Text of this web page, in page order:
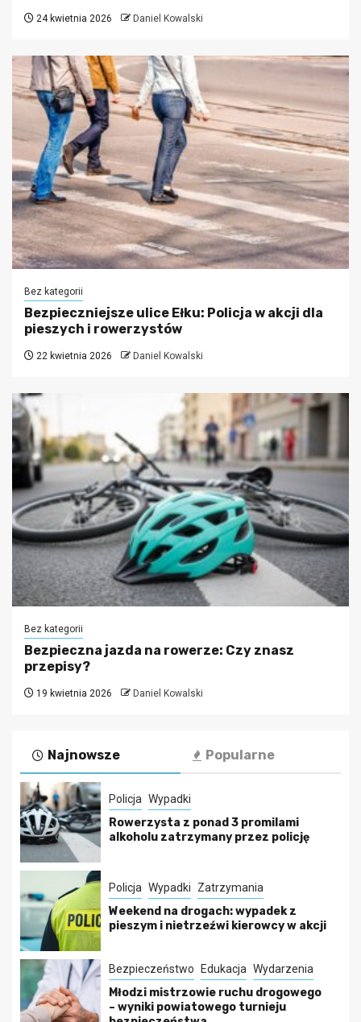
24 kwietnia 2026 Daniel Kowalski
Bez kategorii
Bezpieczniejsze ulice Ełku: Policja w akcji dla
pieszych i rowerzystów
22 kwietnia 2026 Daniel Kowalski
Bez kategorii
Bezpieczna jazda na rowerze: Czy znasz
przepisy?
19 kwietnia 2026 Daniel Kowalski
Najnowsze Popularne
Policja Wypadki
Rowerzysta z ponad 3 promilami
alkoholu zatrzymany przez policję
Policja Wypadki Zatrzymania
Weekend na drogach: wypadek z
pieszym i nietrzeźwi kierowcy w akcji
Bezpieczeństwo Edukacja Wydarzenia
Młodzi mistrzowie ruchu drogowego
– wyniki powiatowego turnieju